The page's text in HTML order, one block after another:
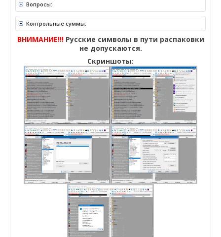
Вопросы:
Контрольные суммы:
ВНИМАНИЕ!!! Русские символы в пути распаковки
не допускаются.
Скриншоты: